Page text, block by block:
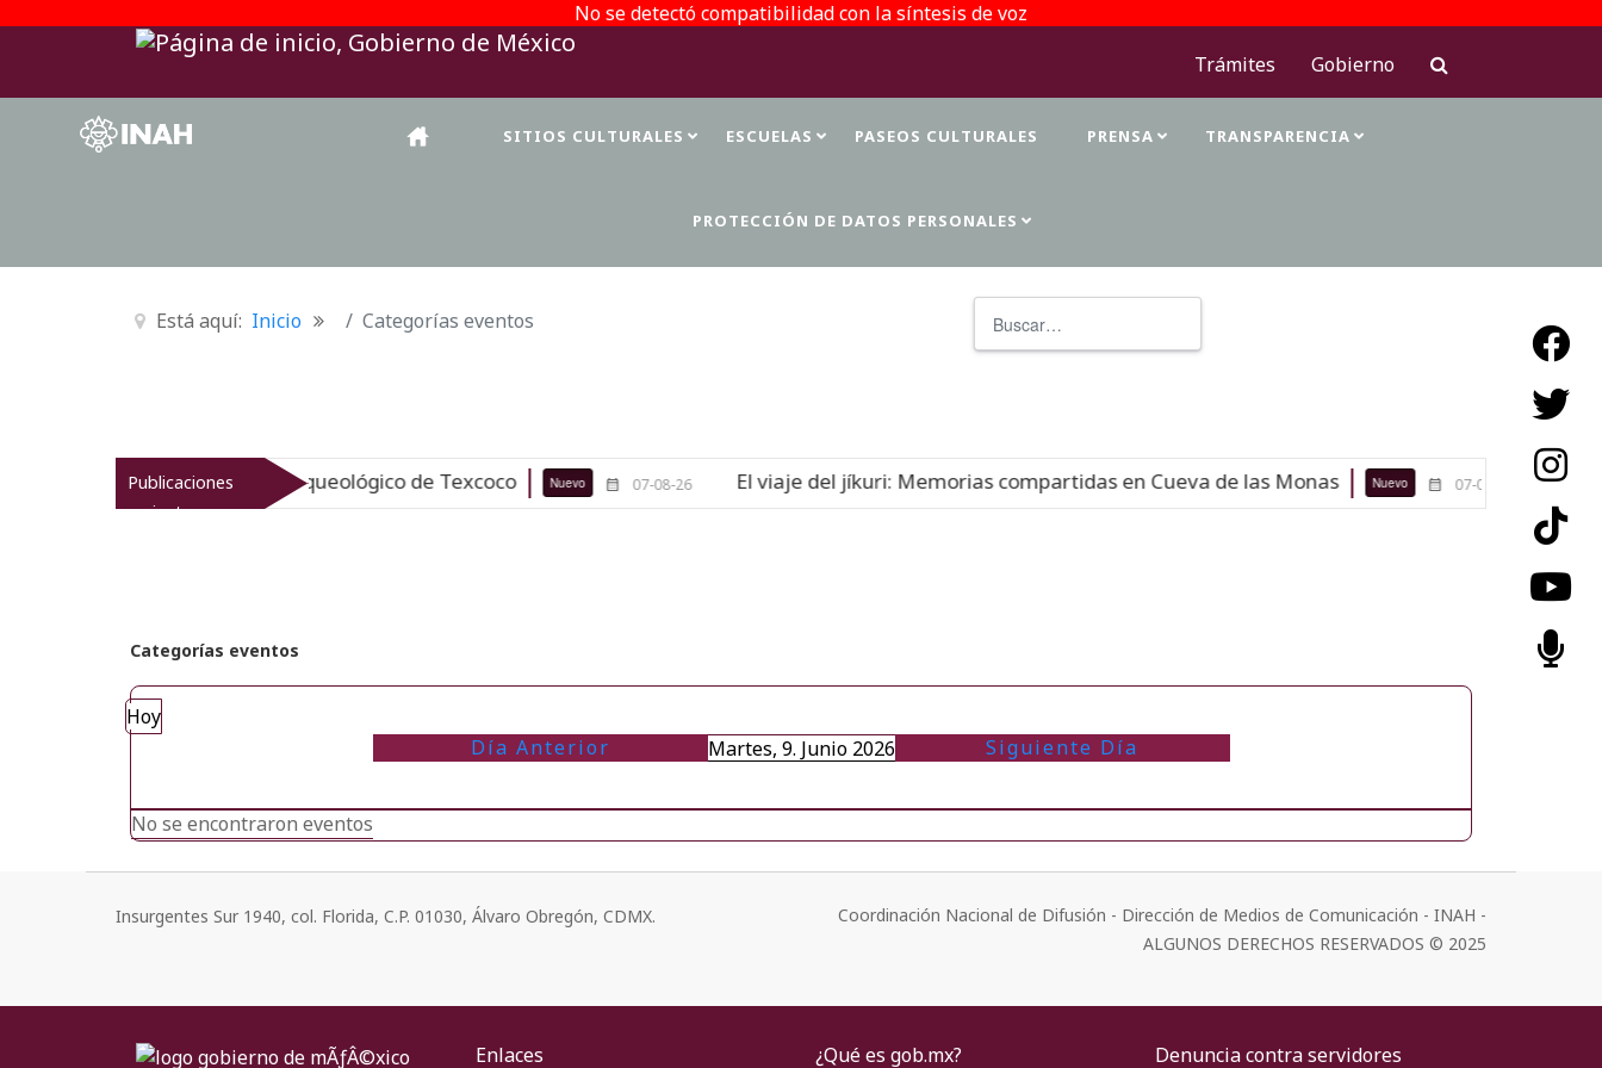
No se detectó compatibilidad con la síntesis de voz
Trámites
Gobierno
SITIOS CULTURALES ESCUELAS PASEOS CULTURALES PRENSA TRANSPARENCIA
PROTECCIÓN DE DATOS PERSONALES
Está aquí: Inicio Categorías eventos
Publicaciones
recientes
revitaliza el patrimonio arqueológico de Texcoco Nuevo 07-08-26 El viaje del jíkuri: Memorias compartidas en Cueva de las Monas Nuevo 07-08-26
Categorías eventos
Hoy
Día Anterior
Martes, 9. Junio 2026 Siguiente Día
No se encontraron eventos
Insurgentes Sur 1940, col. Florida, C.P. 01030, Álvaro Obregón, CDMX.
Coordinación Nacional de Difusión - Dirección de Medios de Comunicación - INAH -
ALGUNOS DERECHOS RESERVADOS © 2025
Enlaces ¿Qué es gob.mx?
Denuncia contra servidores